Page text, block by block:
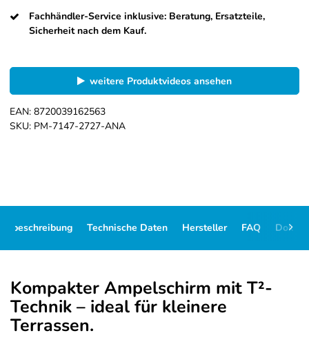
Fachhändler-Service inklusive: Beratung, Ersatzteile,
Sicherheit nach dem Kauf.
weitere Produktvideos ansehen
EAN: 8720039162563
SKU: PM-7147-2727-ANA
Technische Daten Hersteller FAQ
Kompakter Ampelschirm mit T²-
Technik – ideal für kleinere
Terrassen.